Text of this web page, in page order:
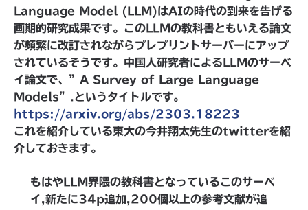
Language Model (LLM)はAIの時代の到来を告げる
画期的研究成果です。このLLMの教科書ともいえる論文
が頻繁に改訂されながらプレプリントサーバーにアップ
されているそうです。中国人研究者によるLLMのサーベ
イ論文で、”A Survey of Large Language
Models”.というタイトルです。
https://arxiv.org/abs/2303.18223
これを紹介している東大の今井翔太先生のtwitterを紹
介しておきます。
もはやLLM界隈の教科書となっているこのサーベ
イ,新たに34p追加,200個以上の参考文献が追